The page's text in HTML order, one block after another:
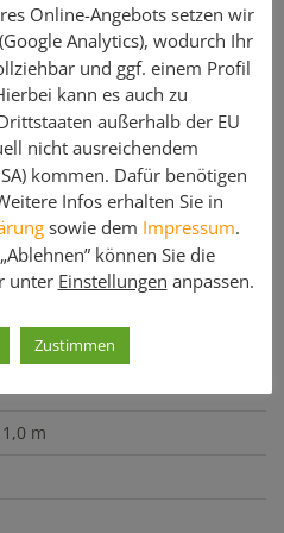
2,00 m
m
mit Alu Leiter 2,50 m
m
m / Diagonale 1,60 m
m
Online-Angebots setzen wir
Analytics), wodurch Ihr
und ggf. einem Profil
kann es auch zu
außerhalb der EU
nicht ausreichendem
kommen. Dafür benötigen
Infos erhalten Sie in
sowie dem Impressum.
können Sie die
unter Einstellungen anpassen.
Zustimmen